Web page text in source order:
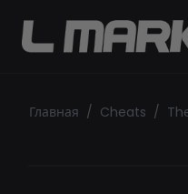
Главная / Cheats /